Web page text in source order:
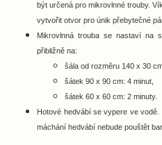
být určená pro mikrovlnné trouby.
vytvořit otvor pro únik přebytečné
Mikrovlnná trouba se nastaví na
přibližně na:
šála od rozměru 140 x 30
šátek 90 x 90 cm: 4 minut,
šátek 60 x 60 cm: 2 minuty.
Hotové hedvábí se vypere ve
máchání hedvábí nebude pouštět